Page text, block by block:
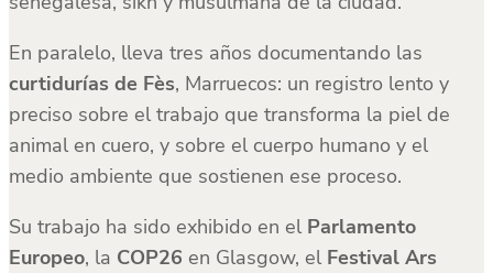
En paralelo, lleva tres años documentando las
curtidurías de Fès, Marruecos: un registro lento y
preciso sobre el trabajo que transforma la piel de
animal en cuero, y sobre el cuerpo humano y el
medio ambiente que sostienen ese proceso.
Su trabajo ha sido exhibido en el Parlamento
Europeo, la COP26 en Glasgow, el Festival Ars